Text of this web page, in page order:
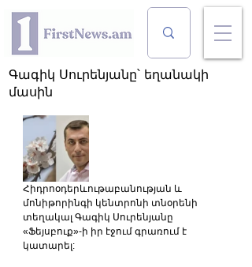
Գագիկ Սուրենյանը՝ եղանակի
մասին
Հիդրոօդերևութաբանության և
մոնիթորինգի կենտրոնի տնօրենի
տեղակալ Գագիկ Սուրենյանը
«Ֆեյսբուք»-ի իր էջում գրառում է
կատարել: